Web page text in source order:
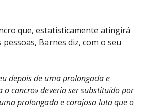
que, estatisticamente atingirá
pessoas, Barnes diz, com o seu
depois de uma prolongada e
cancro» deveria ser substituído por
prolongada e corajosa luta que o